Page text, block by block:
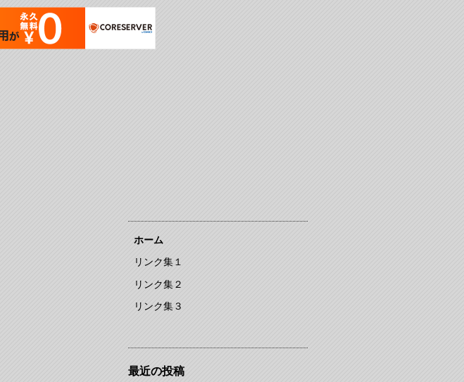
ホーム
リンク集１
リンク集２
リンク集３
最近の投稿